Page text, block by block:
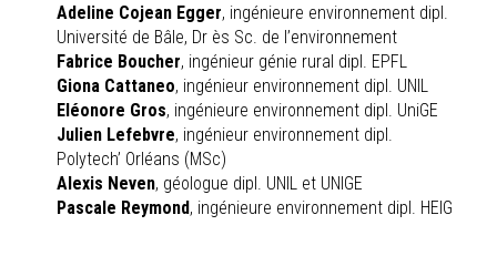
Adeline Cojean Egger, ingénieure environnement dipl.
Université de Bâle, Dr ès Sc. de l’environnement
Fabrice Boucher, ingénieur génie rural dipl. EPFL
Giona Cattaneo, ingénieur environnement dipl. UNIL
Eléonore Gros, ingénieure environnement dipl. UniGE
Julien Lefebvre, ingénieur environnement dipl.
Polytech’ Orléans (MSc)
Alexis Neven, géologue dipl. UNIL et UNIGE
Pascale Reymond, ingénieure environnement dipl. HEIG